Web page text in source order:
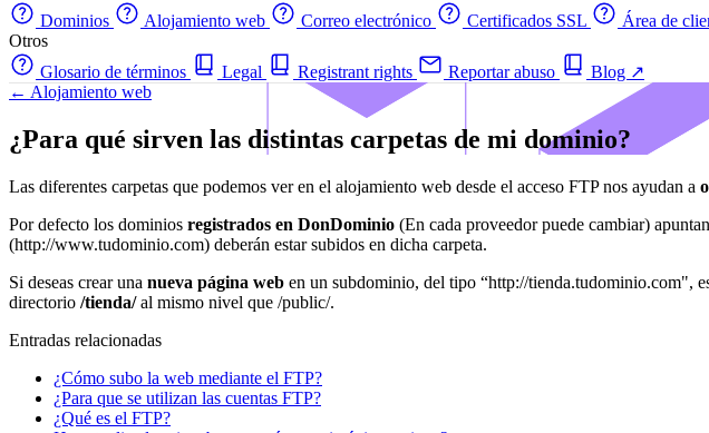
Dominios
Alojamiento web Correo electrónico Certificados SSL Área de
Otros
Glosario de términos
Legal Registrant rights Reportar abuso Blog ↗
← Alojamiento web
¿Para qué sirven las distintas carpetas de mi dominio?
Las diferentes carpetas que podemos ver en el alojamiento web desde el acceso FTP nos ayudan a
Por defecto los dominios registrados en DonDominio (En cada proveedor puede cambiar)
(http://www.tudominio.com) deberán estar subidos en dicha carpeta.
Si deseas crear una nueva página web en un subdominio, del tipo “http://tienda.tudominio.com",
directorio /tienda/al mismo nivel que /public/.
Entradas relacionadas
¿Cómo subo la web mediante el FTP?
¿Para que se utilizan las cuentas FTP?
¿Qué es el FTP?